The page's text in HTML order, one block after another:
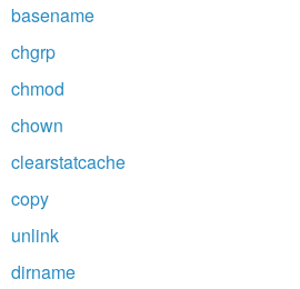
basename
chgrp
chmod
chown
clearstatcache
copy
unlink
dirname